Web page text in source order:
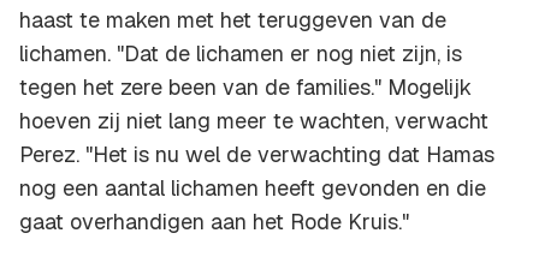
haast te maken met het teruggeven van de
lichamen. "Dat de lichamen er nog niet zijn, is
tegen het zere been van de families." Mogelijk
hoeven zij niet lang meer te wachten, verwacht
Perez. "Het is nu wel de verwachting dat Hamas
nog een aantal lichamen heeft gevonden en die
gaat overhandigen aan het Rode Kruis."